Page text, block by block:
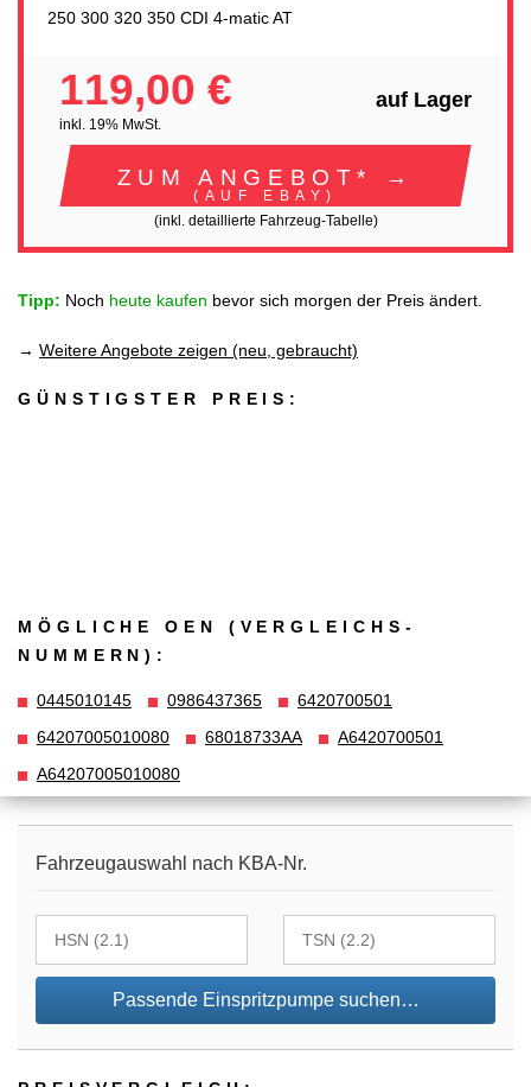
250 300 320 350 CDI 4-matic AT
119,00 €
inkl. 19% MwSt.
auf Lager
ZUM ANGEBOT* →
(AUF EBAY)
(inkl. detaillierte Fahrzeug-Tabelle)
Tipp: Noch heute kaufen bevor sich morgen der Preis ändert.
→ Weitere Angebote zeigen (neu, gebraucht)
GÜNSTIGSTER PREIS:
MÖGLICHE OEN (VERGLEICHS­
NUMMERN):
0445010145 0986437365
6420700501
64207005010080
68018733AA
A6420700501
A64207005010080
Fahrzeugauswahl nach KBA-Nr.
Passende Einspritzpumpe suchen…